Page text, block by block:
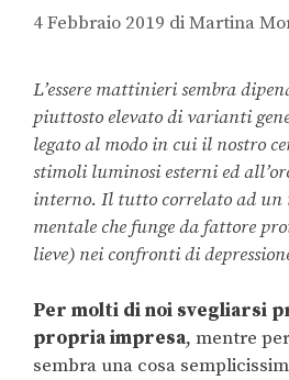
4 Febbraio 2019 diMartina
L’essere mattinieri sembra
piuttosto elevato di varianti
legato al modo in cui il nostro
stimoli luminosi esterni ed
interno. Il tutto correlato ad un
mentale che funge da fattore
lieve) nei confronti di
Per molti di noi svegliarsi
propria impresa, mentre
sembra una cosa